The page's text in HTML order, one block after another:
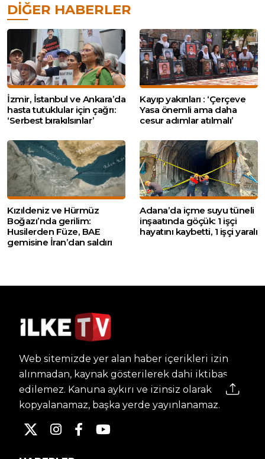
DIĞER HABERLER
İzmir, İstanbul ve Ankara’da
hasta tutuklular için çağrı:
‘Serbest bırakılsınlar’
Kayıp yakınları : ‘Çerçeve
Yasa önemli ama daha
cesur adımlar atılmalı’
Kızıldeniz ve Hürmüz
Boğazı’nda gerilim:
Husilerden Füze, BAE
gemisine İran’dan saldırı
Adana’da içme suyu tüneli
inşaatında göçük: 1 işçi
hayatını kaybetti, 1 işçi yaralı
Web sitemizde yer alan haber içerikleri izin
alınmadan, kaynak gösterilerek dahi iktibas
edilemez. Kanuna aykırı ve izinsiz olarak
kopyalanamaz, başka yerde yayınlanamaz.